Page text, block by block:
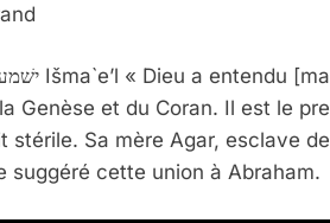
Genèse et du Coran. Il est le
Sa mère Agar, esclave
suggéré cette union à Abraham.